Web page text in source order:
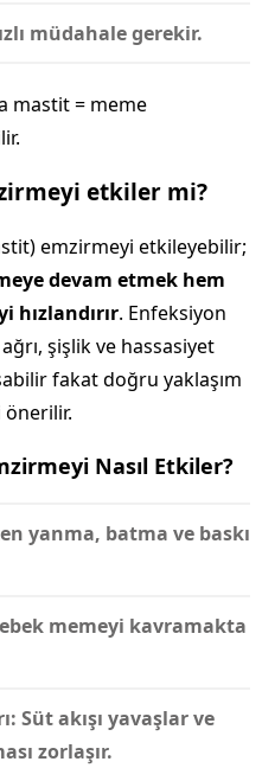
müdahale gerekir.
mastit = meme
etkiler mi?
emzirmeyi etkileyebilir;
devam etmek hem
hızlandırır. Enfeksiyon
şişlik ve hassasiyet
fakat doğru yaklaşım
Nasıl Etkiler?
yanma, batma ve baskı
memeyi kavramakta
Süt akışı yavaşlar ve
zorlaşır.